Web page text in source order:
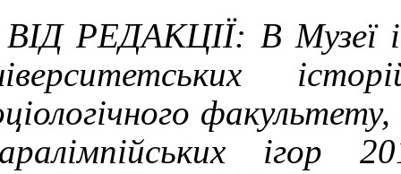
ВІД РЕДАКЦІЇ: В Музеї
ігор